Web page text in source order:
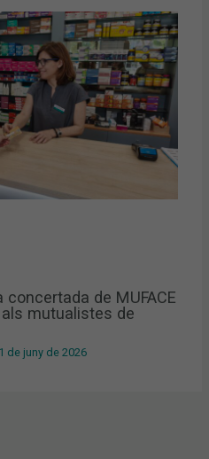
de MUFACE
mutualistes de
1 de juny de 2026